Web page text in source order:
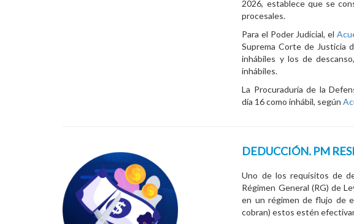
2026, establece que se
procesales.
Para el Poder Judicial, el
Suprema Corte de Justicia
inhábiles y los de
inhábiles.
La Procuraduría de la
día 16 como inhábil, según
DEDUCCIÓN. PM
Uno de los requisitos de
Régimen General (RG) de
en un régimen de flujo de
cobran) estos estén